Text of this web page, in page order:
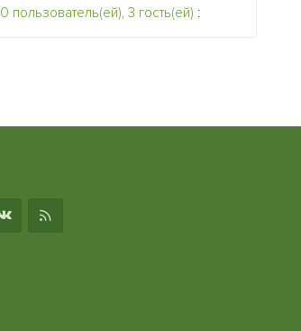
0 пользователь(ей), 3 гость(ей) :